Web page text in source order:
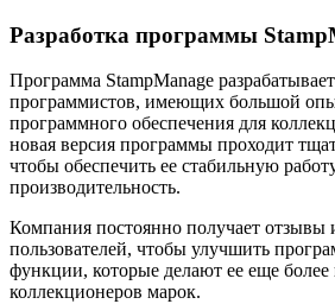
Разработка программы
Программа StampManage
программистов, имеющих большой
программного обеспечения для
новая версия программы проходит
чтобы обеспечить ее стабильную
производительность.
Компания постоянно получает отзывы
пользователей, чтобы улучшить
функции, которые делают ее еще более
коллекционеров марок.